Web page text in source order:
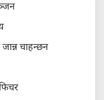
चाहन्छन